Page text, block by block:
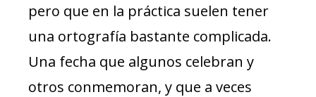
pero que en la práctica suelen tener
una ortografía bastante complicada.
Una fecha que algunos celebran y
otros conmemoran, y que a veces